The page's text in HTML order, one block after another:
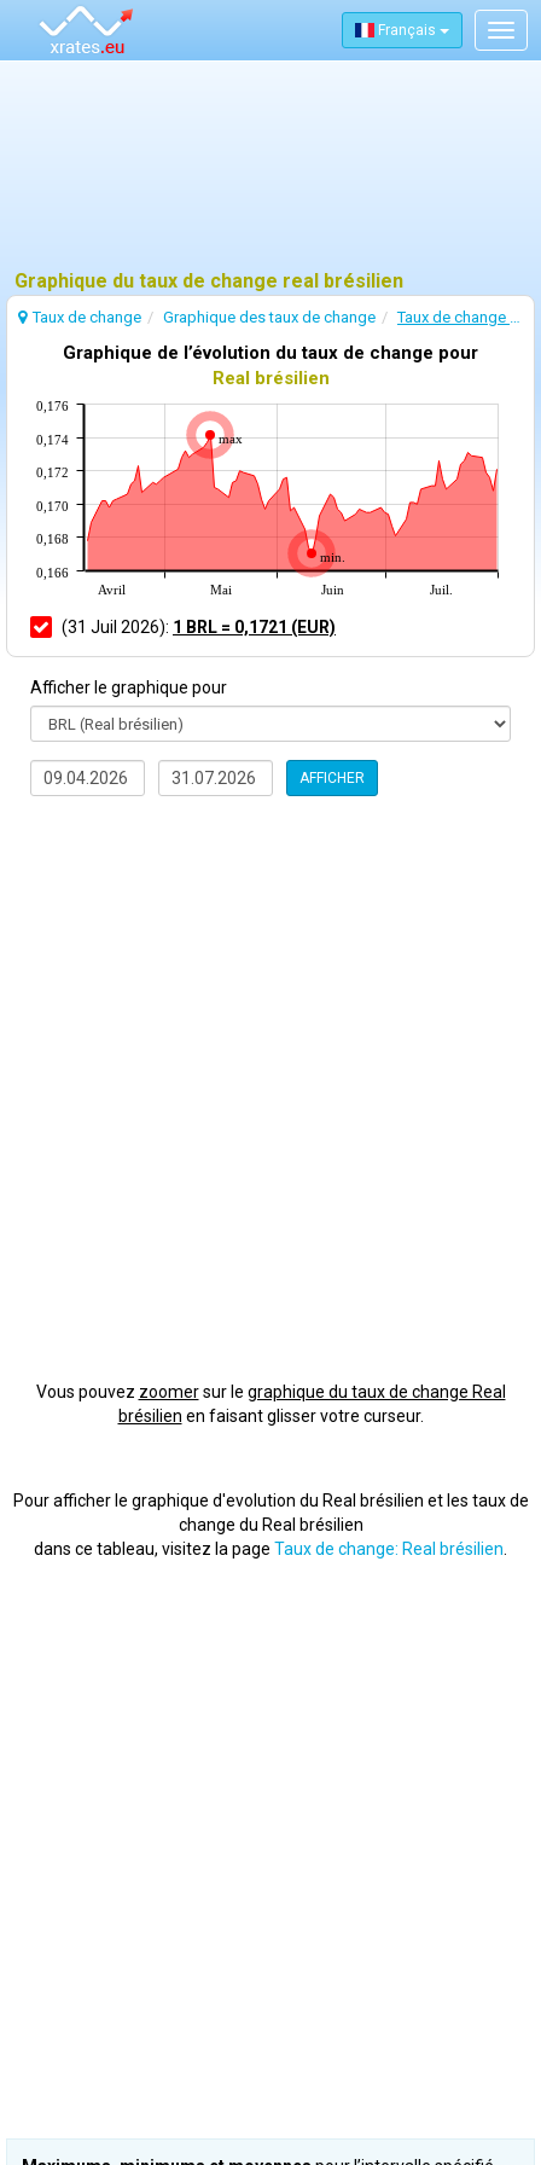
Français
Graphique du taux de change real brésilien
Taux de change Graphique des taux de change Taux de change Real brésilien
Graphique de l’évolution du taux de change pour
Real brésilien
max
min.
Avril Mai Juin Juil.
0,166
0,168
0,170
0,172
0,174
0,176
(31 Juil 2026): 1 BRL = 0,1721 (EUR)
Afficher le graphique pour
AFFICHER
Vous pouvez zoomersur le graphique du taux de change Real
brésilien en faisant glisser votre curseur.
Pour afficher le graphique d'evolution du Real brésilien et les taux de
change du Real brésilien
dans ce tableau, visitez la page Taux de change: Real brésilien